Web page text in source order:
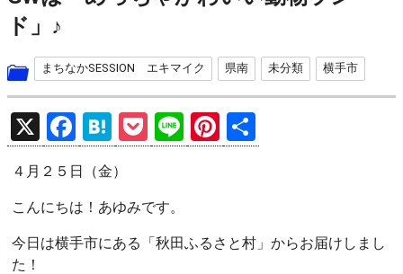
ド」♪
まちなかSESSION エキマイク 県南 未分類 横手市
X
F
a
ce
b
o
H
at
e
n
a
P
o
et
Li
n
Pi
nt
t
有
４月２５日（金）
こんにちは！あゆみです。
今日は横手市にある「秋田ふるさと村」からお届けしまし
た！